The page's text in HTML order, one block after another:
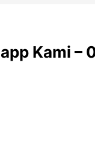
Kami –